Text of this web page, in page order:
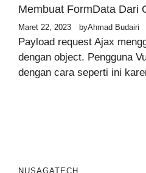
Membuat FormData Dari
Maret 22, 2023 byAhmad Budairi
Payload request Ajax
dengan object. Pengguna
dengan cara seperti ini
NUSAGATECH